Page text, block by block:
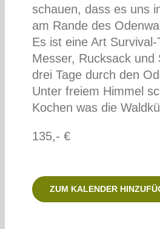
schauen, dass es uns
am Rande des
Es ist eine Art
Messer, Rucksack und
drei Tage durch den
Unter freiem Himmel
Kochen was die
135,- €
ZUM KALENDER